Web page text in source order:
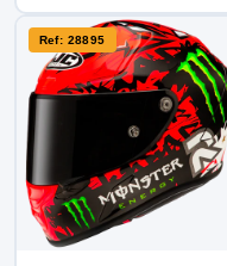
Ref: 28895